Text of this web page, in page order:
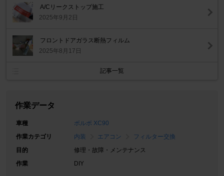
A/Cリークストップ施工
2025年9月2日
フロントドアガラス断熱フィルム
2025年8月17日
記事一覧
作業データ
車種
ボルボ XC90
作業カテゴリ
内装 エアコン
フィルター交換
目的
修理・故障・メンテナンス
作業
DIY